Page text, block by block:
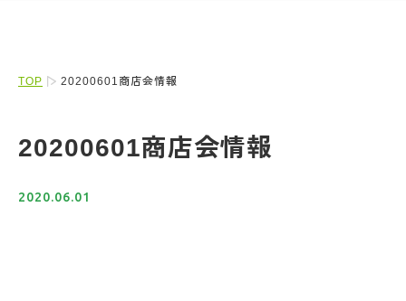
TOP 20200601商店会情報
20200601商店会情報
2020.06.01